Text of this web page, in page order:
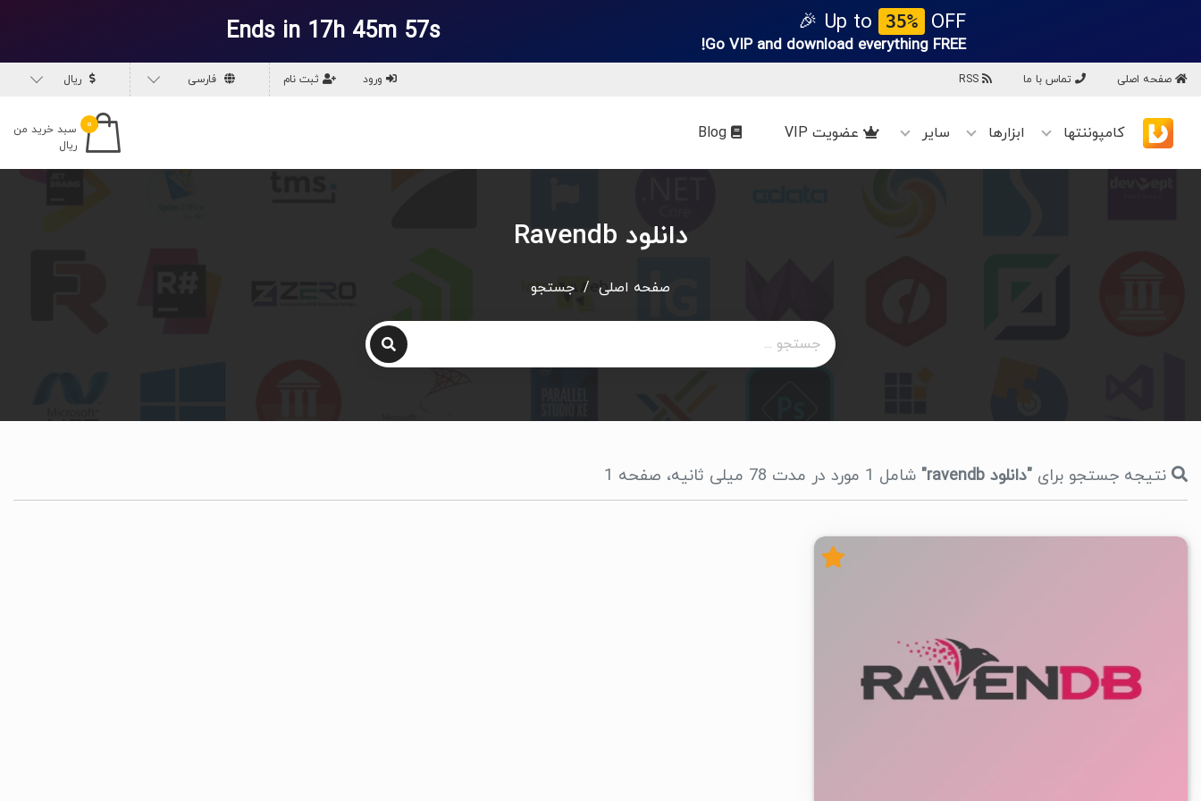
Up to 35% OFF 🎉
Go VIP and download everything FREE!
Ends in 17h 45m 57s
صفحه اصلی تماس با ما ورود ثبت نام فارسی ریال
کامپوننتها ابزارها سایر عضویت VIP ۰
سبد خرید من
ریال
دانلود Ravendb
صفحه اصلی / جستجو
نتیجه جستجو برای "دانلود ravendb" شامل 1 مورد در مدت 78 میلی ثانیه، صفحه 1